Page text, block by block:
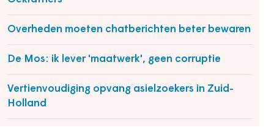
Overheden moeten chatberichten beter bewaren
De Mos: ik lever 'maatwerk', geen corruptie
Vertienvoudiging opvang asielzoekers in Zuid-
Holland